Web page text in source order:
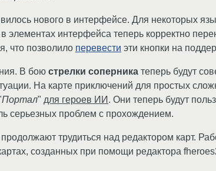
нового в интерфейсе. Для некоторых
элементах интерфейса теперь корректно
что позволило перевести эти кнопки на
В бою стрелки соперника теперь будут
На карте приключений для простых
Портал" для героев ИИ . Они теперь будут
серьезных проблем с прохождением.
трудиться над редактором карт.
созданных при помощи редактора